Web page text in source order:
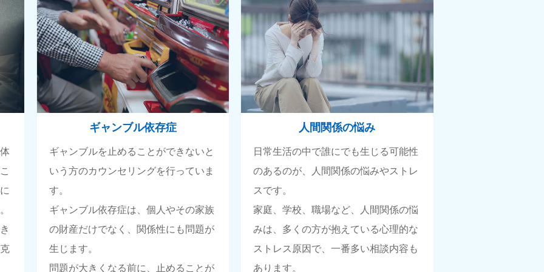
ギャンブル依存症
ギャンブルを止めることができないと
いう方のカウンセリングを行っていま
す。
ギャンブル依存症は、個人やその家族
の財産だけでなく、関係性にも問題が
生じます。
問題が大きくなる前に、止めることが
人間関係の悩み
日常生活の中で誰にでも生じる可能性
のあるのが、人間関係の悩みやストレ
スです。
家庭、学校、職場など、人間関係の悩
みは、多くの方が抱えている心理的な
ストレス原因で、一番多い相談内容も
あります。